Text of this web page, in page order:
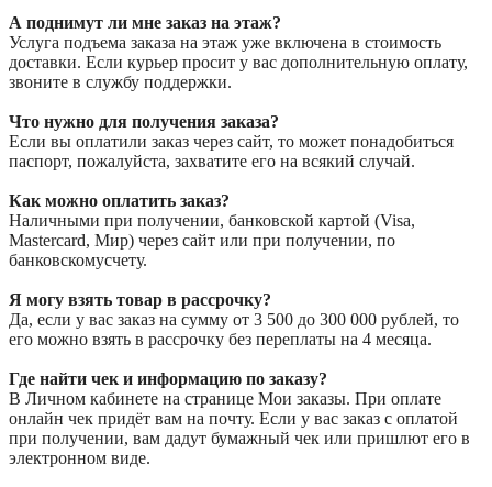
А поднимут ли мне заказ на этаж?
Услуга подъема заказа на этаж уже включена в стоимость
доставки. Если курьер просит у вас дополнительную оплату,
звоните в службу поддержки.
Что нужно для получения заказа?
Если вы оплатили заказ через сайт, то может понадобиться
паспорт, пожалуйста, захватите его на всякий случай.
Как можно оплатить заказ?
Наличными при получении, банковской картой (Visa,
Mastercard, Мир) через сайт или при получении, по
банковскомусчету.
Я могу взять товар в рассрочку?
Да, если у вас заказ на сумму от 3 500 до 300 000 рублей, то
его можно взять в рассрочку без переплаты на 4 месяца.
Где найти чек и информацию по заказу?
В Личном кабинете на странице Мои заказы. При оплате
онлайн чек придёт вам на почту. Если у вас заказ с оплатой
при получении, вам дадут бумажный чек или пришлют его в
электронном виде.